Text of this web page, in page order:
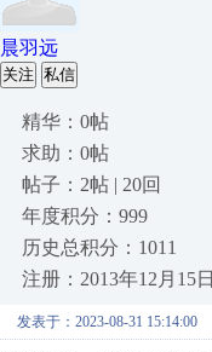
晨羽远
关注 私信
精华：0帖
求助：0帖
帖子：2帖 | 20回
年度积分：999
历史总积分：1011
注册：2013年12月15日
发表于：2023-08-31 15:14:00